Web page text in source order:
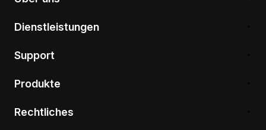
Dienstleistungen
Support
Produkte
Rechtliches